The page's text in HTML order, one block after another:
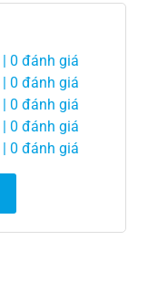
| 0 đánh giá
| 0 đánh giá
| 0 đánh giá
| 0 đánh giá
| 0 đánh giá